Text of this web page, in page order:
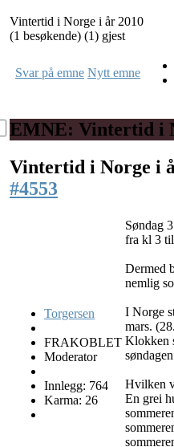
Vintertid i Norge i år 2010
(1 besøkende) (1) gjest
Svar på emne Nytt emne
EMNE: Vintertid i
Vintertid i Norge i
#4553
Torgersen
FRAKOBLET
Moderator
Innlegg: 764
Karma: 26
Søndag
fra kl 3
Dermed
nemlig
I Norge
mars.
Klokken
Hvilken
En grei